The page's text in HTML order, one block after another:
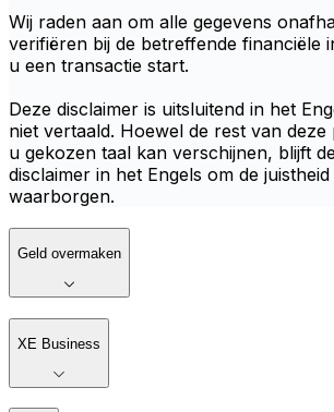
Wij raden aan om alle gegevens
verifiëren bij de betreffende financiële
u een transactie start.
Deze disclaimer is uitsluitend in het
niet vertaald. Hoewel de rest van deze
u gekozen taal kan verschijnen, blijft
disclaimer in het Engels om de
waarborgen.
Geld overmaken
XE Business